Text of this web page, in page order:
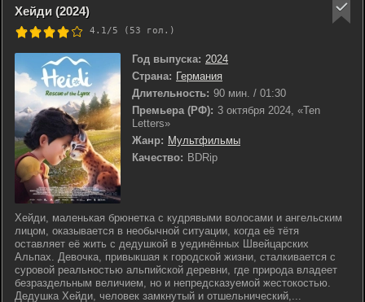
Хейди (2024)
4.1/5 (53 гол.)
Год выпуска: 2024
Страна: Германия
Длительность: 90 мин. / 01:30
Премьера (РФ): 3 октября 2024, «Ten
Letters»
Жанр: Мультфильмы
Качество: BDRip
Хейди, маленькая брюнетка с кудрявыми волосами и ангельским
лицом, оказывается в необычной ситуации, когда её тётя
оставляет её жить с дедушкой в уединённых Швейцарских
Альпах. Девочка, привыкшая к городской жизни, сталкивается с
суровой реальностью альпийской деревни, где природа владеет
безраздельным величием, но и непредсказуемой жестокостью.
Дедушка Хейди, человек замкнутый и отшельнический,...